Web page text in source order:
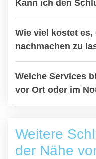
Kann ich den
Wie viel kostet
nachmachen zu
Welche Services
vor Ort oder im
Weitere
der Nähe